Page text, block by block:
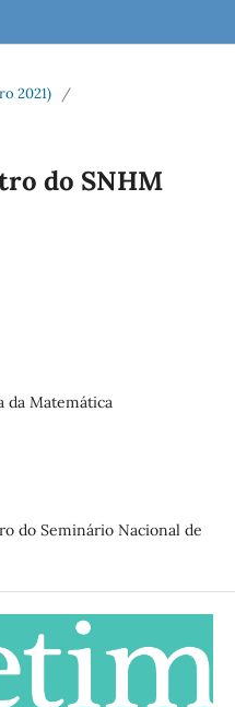
2021)
/
do SNHM
da Matemática
do Seminário Nacional de